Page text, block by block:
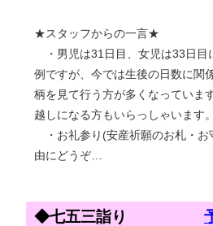
★スタッフからの一言★
・男児は31日目、女児は33日目
例ですが、今では生後の日数に関
柄を見て行う方が多くなっていま
越しになる方もいらっしゃいます。
・お礼参り(安産祈願のお札・お
由にどうぞ…
◆七五三詣り